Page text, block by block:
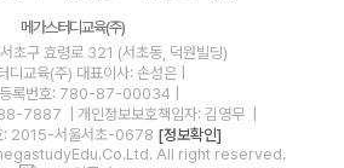
메가스터디교육(주)
초구 효령로 321 (서초동, 덕원빌딩)
디교육(주) 대표이사: 손성은 |
등록번호: 780-87-00034
7887
| 개인정보보호책임자: 김영무
: 2015-서울서초-0678 [정보확인]
All right reserved.